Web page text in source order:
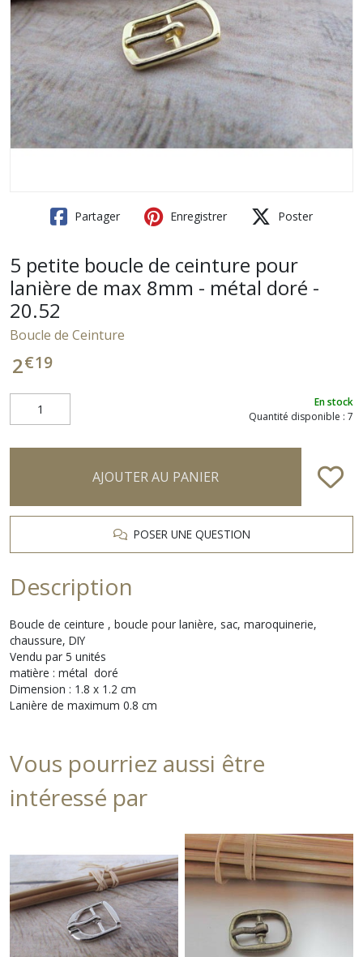
Partager Enregistrer Poster
5 petite boucle de ceinture pour
lanière de max 8mm - métal doré -
20.52
Boucle de Ceinture
2€19
En stock
Quantité disponible : 7
AJOUTER AU PANIER
POSER UNE QUESTION
Description
Boucle de ceinture , boucle pour lanière, sac, maroquinerie,
chaussure, DIY
Vendu par 5 unités
matière : métal doré
Dimension : 1.8 x 1.2 cm
Lanière de maximum 0.8 cm
Vous pourriez aussi être
intéressé par